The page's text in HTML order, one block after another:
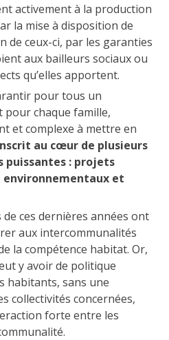
activement à la production
la mise à disposition de
de ceux-ci, par les garanties
aux bailleurs sociaux ou
qu’elles apportent.
pour tous un
chaque famille,
et complexe à mettre en
au cœur de plusieurs
: projets
environnementaux et
ces dernières années ont
aux intercommunalités
la compétence habitat. Or,
y avoir de politique
habitants, sans une
collectivités concernées,
forte entre les